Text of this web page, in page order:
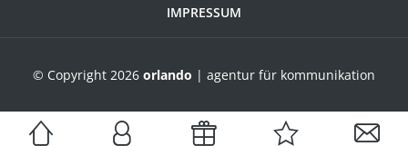
IMPRESSUM
© Copyright 2026 orlando | agentur für kommunikation